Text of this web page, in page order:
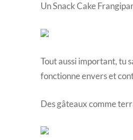
Un Snack Cake
Tout aussi important, tu
fonctionne envers et
Des gâteaux comme